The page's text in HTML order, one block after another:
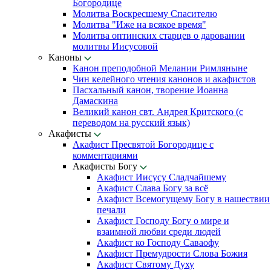
Богородице
Молитва Воскресшему Спасителю
Молитва "Иже на всякое время"
Молитва оптинских старцев о даровании
молитвы Иисусовой
Каноны
Канон преподобной Мелании Римляныне
Чин келейного чтения канонов и акафистов
Пасхальный канон, творение Иоанна
Дамаскина
Великий канон свт. Андрея Критского (с
переводом на русский язык)
Акафисты
Акафист Пресвятой Богородице с
комментариями
Акафисты Богу
Акафист Иисусу Сладчайшему
Акафист Слава Богу за всё
Акафист Всемогущему Богу в нашествии
печали
Акафист Господу Богу о мире и
взаимной любви среди людей
Акафист ко Господу Саваофу
Акафист Премудрости Слова Божия
Акафист Святому Духу